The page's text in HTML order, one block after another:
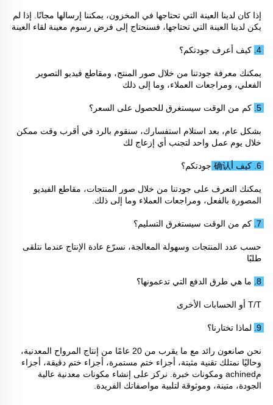
يكن لدينا العينة التي تحتاجها، فسنحتاج إلى فرض رسوم معينة لقاء العينة
4. كيف أعرف جودتكم؟
الفعلي، ومراجعات العملاء، وما إلى ذلك
5. كم من الوقت سيستغرق للحصول على السعر؟
خلال يوم عمل واحد لتجنب أي إزعاج لك
6. كيف أ确认 جودتكم؟
المصورة بالفعل، ومراجعات العملاء وما إلى ذلك.
7. كم من الوقت سيستغرق التسليم؟
طلبًا
8. ما هي طرق الدفع التي تدعمونها؟
T/T أو الحسابات الأخرى
9. لماذا تختارنا؟
الجودة، متينة، وموثوقة لتلبية مواصفاتك الفريدة.